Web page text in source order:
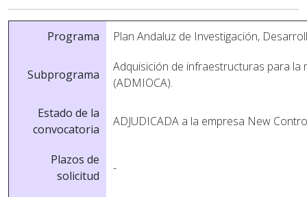
Programa Plan Andaluz de Investigación,
Subprograma
Adquisición de infraestructuras para
(ADMIOCA).
Estado de la
convocatoria
ADJUDICADA a la empresa New
Plazos de
solicitud
-